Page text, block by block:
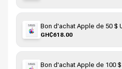
Bon d'achat Apple de 50 $
GH₵618.00
Bon d'achat Apple de 100 $